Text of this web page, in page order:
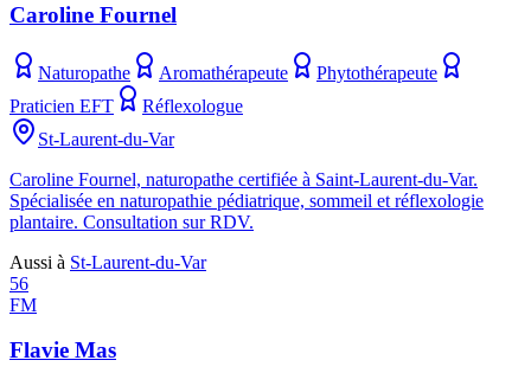
Caroline Fournel
Naturopathe Aromathérapeute
Phytothérapeute
Praticien EFT
Réflexologue
St-Laurent-du-Var
Caroline Fournel, naturopathe certifiée à Saint-Laurent-du-Var.
Spécialisée en naturopathie pédiatrique, sommeil et réflexologie
plantaire. Consultation sur RDV.
Aussi à St-Laurent-du-Var
56
FM
Flavie Mas